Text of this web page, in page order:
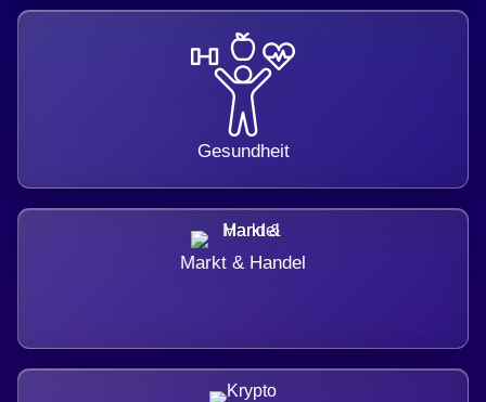
Gesundheit
Markt & Handel